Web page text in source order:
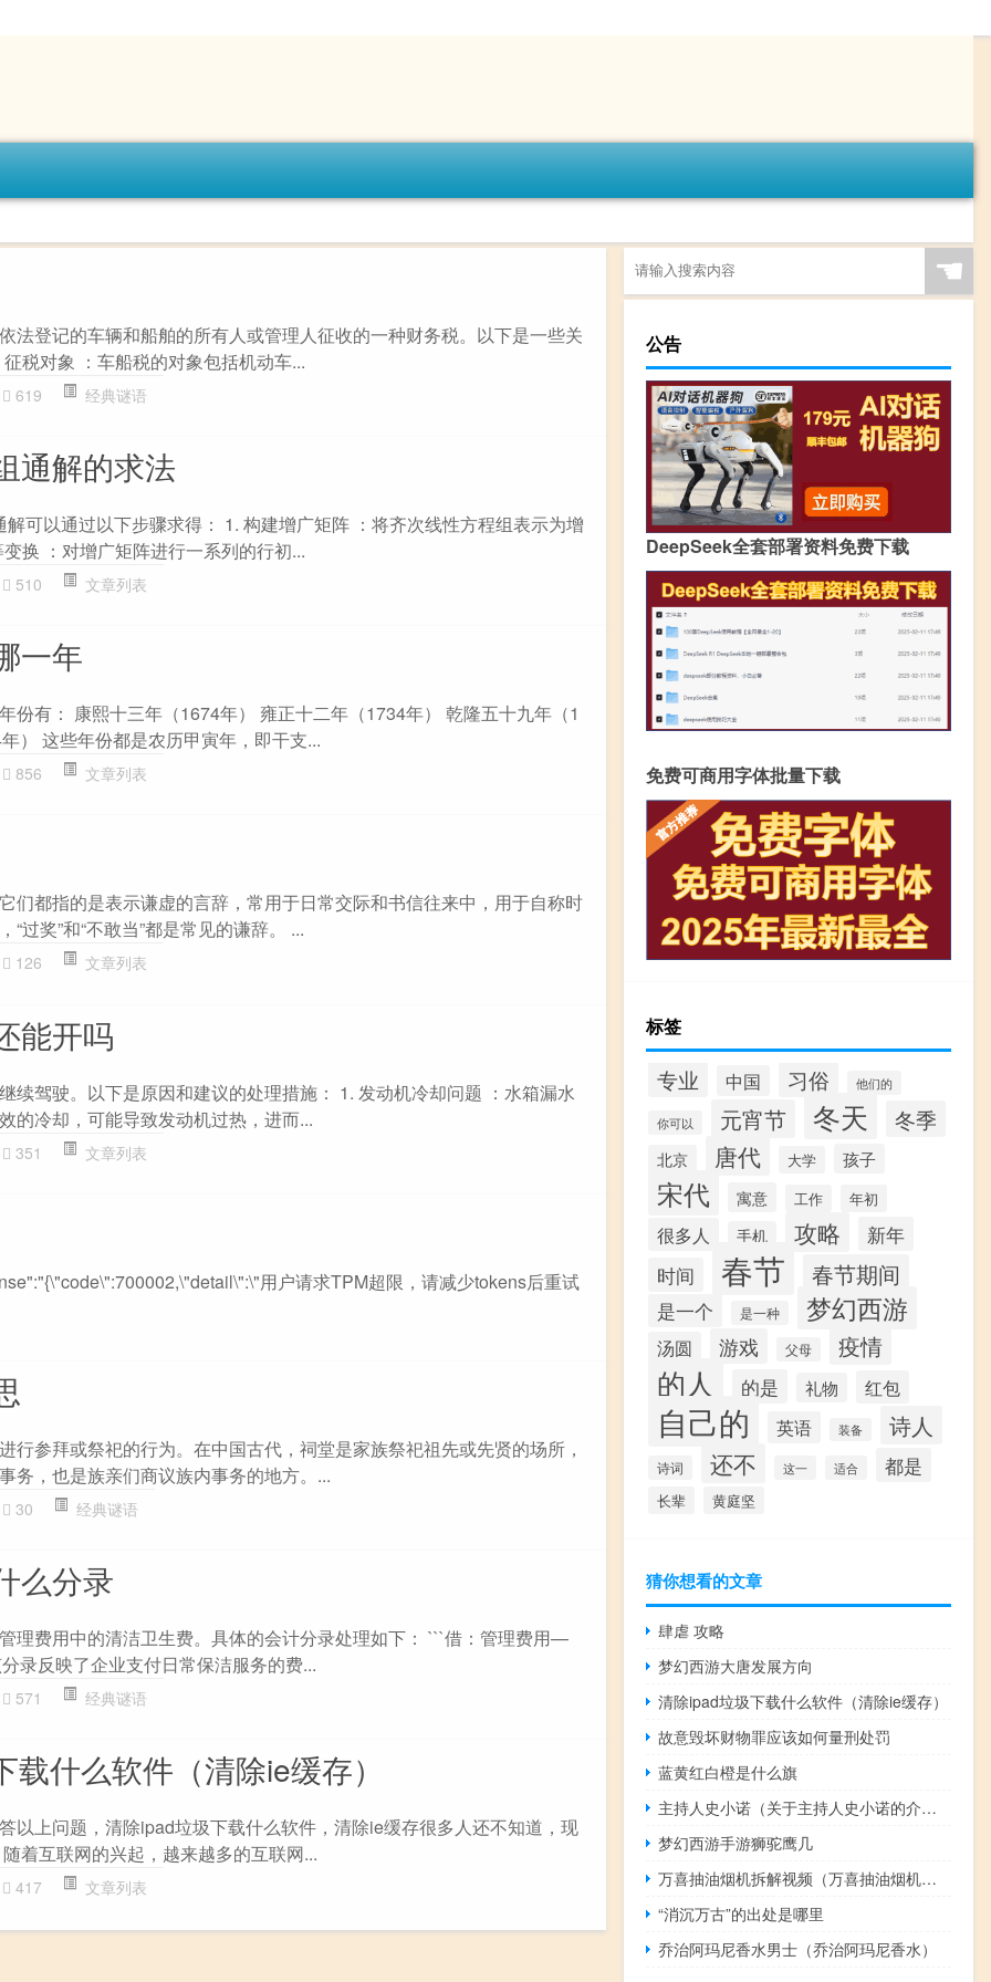
法登记的车辆和船舶的所有人或管理人征收的一种财务税。以下是一些关
税对象 ：车船税的对象包括机动车...
619 经典谜语
通解的求法
可以通过以下步骤求得： 1. 构建增广矩阵 ：将齐次线性方程组表示为增
换 ：对增广矩阵进行一系列的行初...
510 文章列表
一年
份有： 康熙十三年（1674年） 雍正十二年（1734年） 乾隆五十九年（1
） 这些年份都是农历甲寅年，即干支...
856 文章列表
们都指的是表示谦虚的言辞，常用于日常交际和书信往来中，用于自称时
过奖”和“不敢当”都是常见的谦辞。 ...
126 文章列表
能开吗
续驾驶。以下是原因和建议的处理措施： 1. 发动机冷却问题 ：水箱漏水
的冷却，可能导致发动机过热，进而...
351 文章列表
用户请求TPM超限，请减少tokens后重试
行参拜或祭祀的行为。在中国古代，祠堂是家族祭祀祖先或先贤的场所，
务，也是族亲们商议族内事务的地方。...
30 经典谜语
么分录
理费用中的清洁卫生费。具体的会计分录处理如下： ```借：管理费用—
录反映了企业支付日常保洁服务的费...
571 经典谜语
什么软件（清除ie缓存）
以上问题，清除ipad垃圾下载什么软件，清除ie缓存很多人还不知道，现
着互联网的兴起，越来越多的互联网...
417 文章列表
☚
公告
DeepSeek全套部署资料免费下载
免费可商用字体批量下载
标签
专业 中国 习俗 他们的
你可以 元宵节 冬天 冬季
北京 唐代 大学 孩子
宋代 寓意 工作 年初
很多人 手机 攻略
新年
时间
春节 春节期间
是一个 是一种 梦幻西游
汤圆 游戏 父母 疫情
的人 的是 礼物 红包
自己的 英语 装备 诗人
诗词 还不 这一 适合 都是
长辈 黄庭坚
猜你想看的文章
肆虐 攻略
梦幻西游大唐发展方向
清除ipad垃圾下载什么软件（清除ie缓存）
故意毁坏财物罪应该如何量刑处罚
蓝黄红白橙是什么旗
主持人史小诺（关于主持人史小诺的介绍）
梦幻西游手游狮驼鹰几
万喜抽油烟机拆解视频（万喜抽油烟机怎么样）
“消沉万古”的出处是哪里
乔治阿玛尼香水男士（乔治阿玛尼香水）